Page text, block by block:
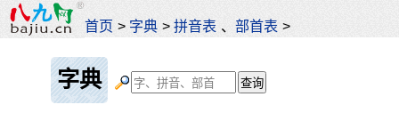
首页 > 字典 >拼音表 、部首表 >
字典